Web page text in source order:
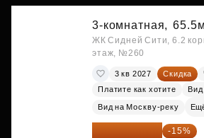
3-комнатная,
ЖК Сидней Сити, 6.2
этаж, №260
3 кв 2027 Скидка
Платите как хотите
Вид на Москву-реку
49 400 428 ₽ -15%